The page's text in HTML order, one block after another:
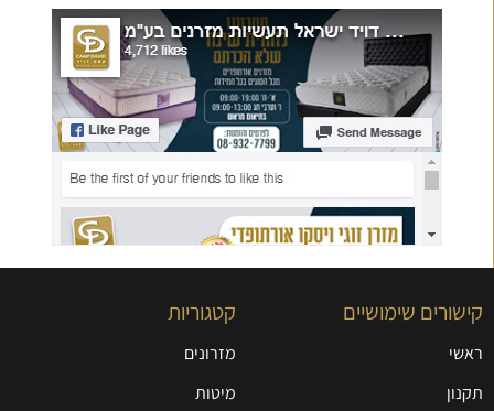
קישורים שימושיים
ראשי
תקנון
קטגוריות
מזרונים
מיטות